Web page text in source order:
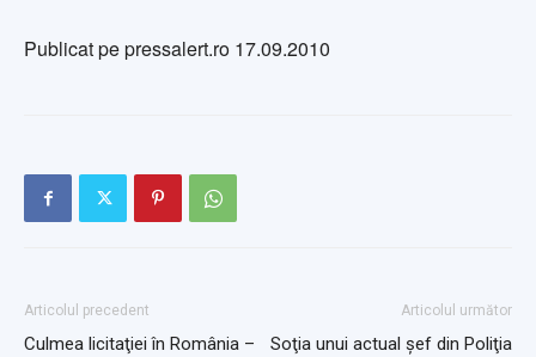
Publicat pe pressalert.ro 17.09.2010
Articolul precedent
Culmea licitaţiei în România –
Articolul următor
Soţia unui actual şef din Poliţia